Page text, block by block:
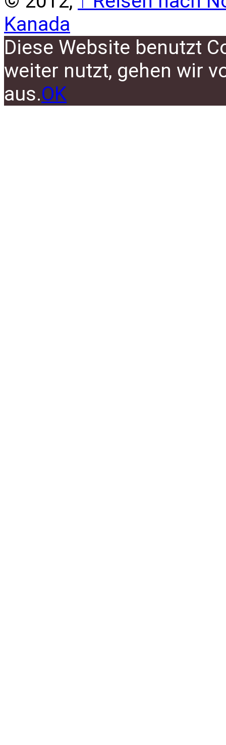
Kanada
Diese Website benutzt
weiter nutzt, gehen wir
aus.OK